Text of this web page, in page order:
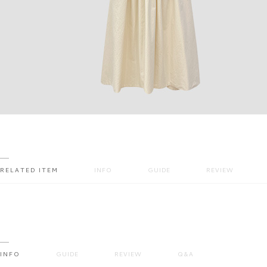
RELATED ITEM INFO GUIDE REVIEW
INFO GUIDE REVIEW Q&A